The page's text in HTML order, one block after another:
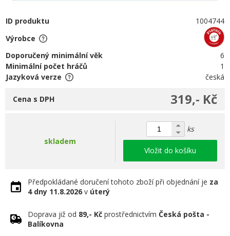
ID produktu
1004744
Výrobce
Doporučený minimální věk
6
Minimální počet hráčů
1
Jazyková verze
česká
319,- Kč
Cena s DPH
skladem
ks
Vložit do košíku
Předpokládané doručení tohoto zboží při objednání je za
4 dny 11.8.2026 v úterý
Doprava již od 89,- Kč prostřednictvím Česká pošta -
Balíkovna